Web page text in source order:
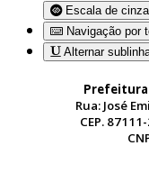
Escala de cinza
Navigação por
Alternar
Prefeitura
Rua: José
CEP.